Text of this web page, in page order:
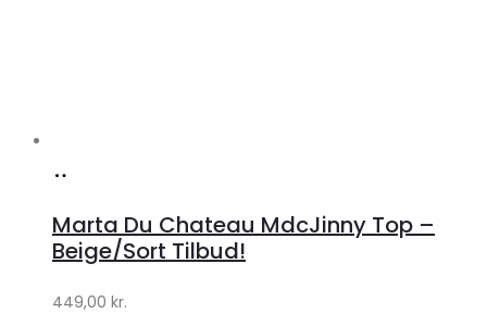
Klædeskabet.dk
Marta Du Chateau MdcJinny Top –
Beige/Sort Tilbud!
449,00 kr.